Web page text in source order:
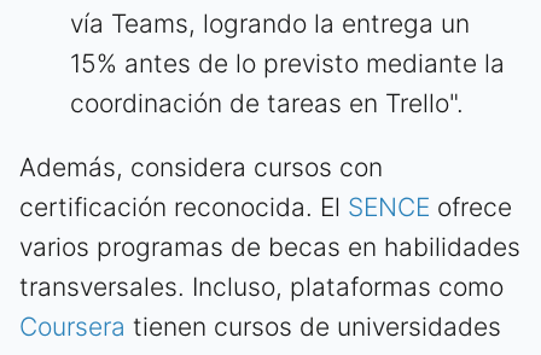
vía Teams, logrando la entrega un
15% antes de lo previsto mediante la
coordinación de tareas en Trello".
Además, considera cursos con
certificación reconocida. El SENCE ofrece
varios programas de becas en habilidades
transversales. Incluso, plataformas como
Coursera tienen cursos de universidades